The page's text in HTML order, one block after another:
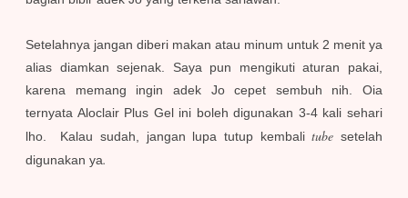
Setelahnya jangan diberi makan atau minum untuk 2 menit ya
alias diamkan sejenak. Saya pun mengikuti aturan pakai,
karena memang ingin adek Jo cepet sembuh nih. Oia
ternyata Aloclair Plus Gel ini boleh digunakan 3-4 kali sehari
lho. Kalau sudah, jangan lupa tutup kembalitubesetelah
digunakan ya.